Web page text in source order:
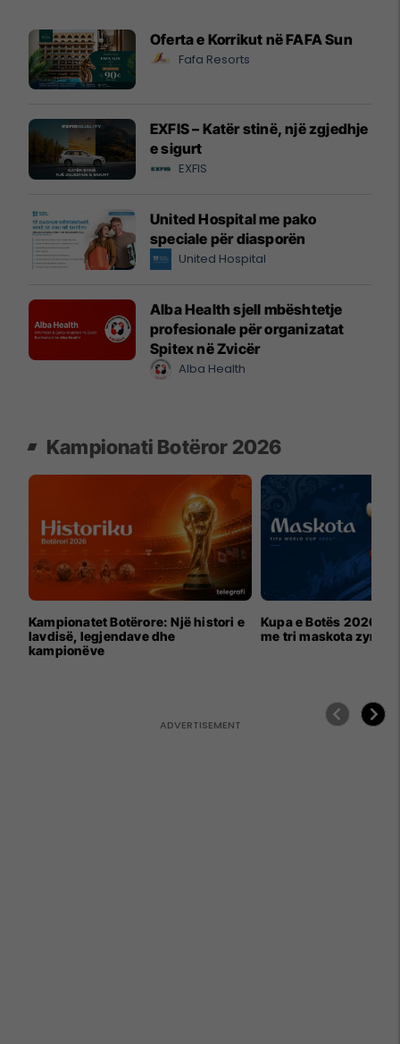
Oferta e Korrikut në FAFA Sun
Fafa Resorts
EXFIS – Katër stinë, një zgjedhje
e sigurt
EXFIS
United Hospital me pako
speciale për diasporën
United Hospital
Alba Health sjell mbështetje
profesionale për organizatat
Spitex në Zvicër
Alba Health
Kampionati Botëror 2026
Kampionatet Botërore: Një histori e
lavdisë, legjendave dhe
kampionëve
Kupa e Botës 2026
me tri maskota zyrtare